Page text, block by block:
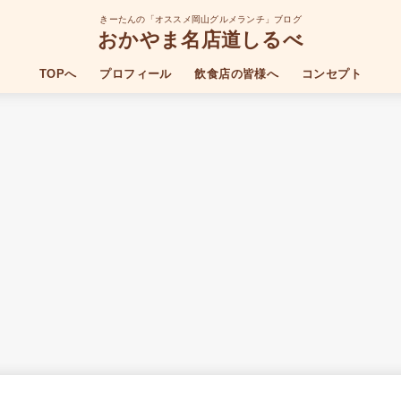
きーたんの「オススメ岡山グルメランチ」ブログ
おかやま名店道しるべ
TOPへ プロフィール 飲食店の皆様へ コンセプト